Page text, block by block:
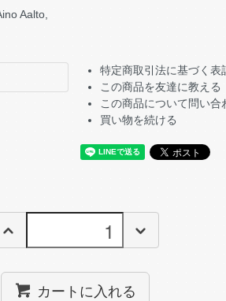
Aalto,
特定商取引法に基づく表
この商品を友達に教える
この商品について問い合
買い物を続ける
カートに入れる